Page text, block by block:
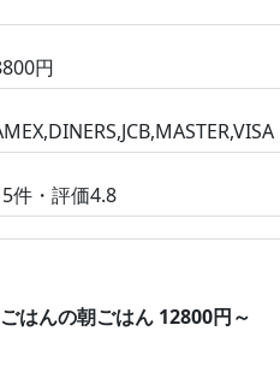
円
件・評価4.8
はんの朝ごはん 12800円～